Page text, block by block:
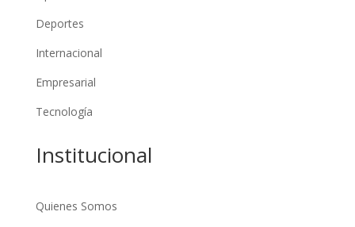
Deportes
Internacional
Empresarial
Tecnología
Institucional
Quienes Somos